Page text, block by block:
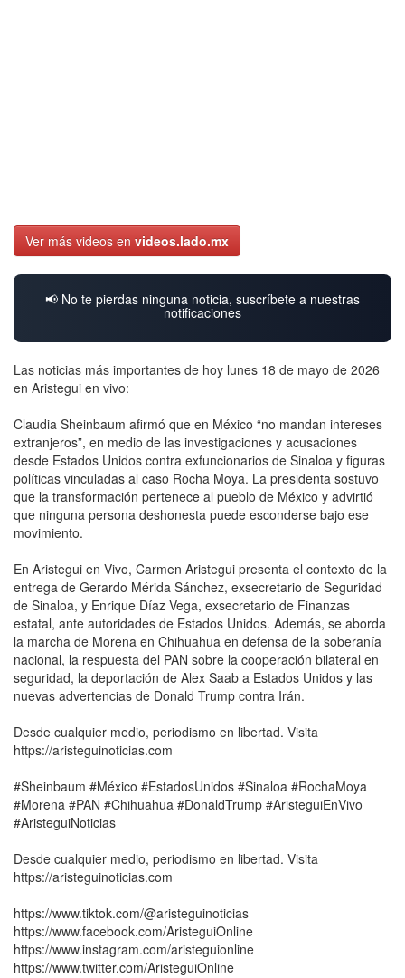
Ver más videos en videos.lado.mx
📢 No te pierdas ninguna noticia, suscríbete a nuestras
notificaciones
Las noticias más importantes de hoy lunes 18 de mayo de 2026
en Aristegui en vivo:
Claudia Sheinbaum afirmó que en México “no mandan intereses
extranjeros”, en medio de las investigaciones y acusaciones
desde Estados Unidos contra exfuncionarios de Sinaloa y figuras
políticas vinculadas al caso Rocha Moya. La presidenta sostuvo
que la transformación pertenece al pueblo de México y advirtió
que ninguna persona deshonesta puede esconderse bajo ese
movimiento.
En Aristegui en Vivo, Carmen Aristegui presenta el contexto de la
entrega de Gerardo Mérida Sánchez, exsecretario de Seguridad
de Sinaloa, y Enrique Díaz Vega, exsecretario de Finanzas
estatal, ante autoridades de Estados Unidos. Además, se aborda
la marcha de Morena en Chihuahua en defensa de la soberanía
nacional, la respuesta del PAN sobre la cooperación bilateral en
seguridad, la deportación de Alex Saab a Estados Unidos y las
nuevas advertencias de Donald Trump contra Irán.
Desde cualquier medio, periodismo en libertad. Visita
https://aristeguinoticias.com
#Sheinbaum #México #EstadosUnidos #Sinaloa #RochaMoya
#Morena #PAN #Chihuahua #DonaldTrump #AristeguiEnVivo
#AristeguiNoticias
Desde cualquier medio, periodismo en libertad. Visita
https://aristeguinoticias.com
https://www.tiktok.com/@aristeguinoticias
https://www.facebook.com/AristeguiOnline
https://www.instagram.com/aristeguionline
https://www.twitter.com/AristeguiOnline